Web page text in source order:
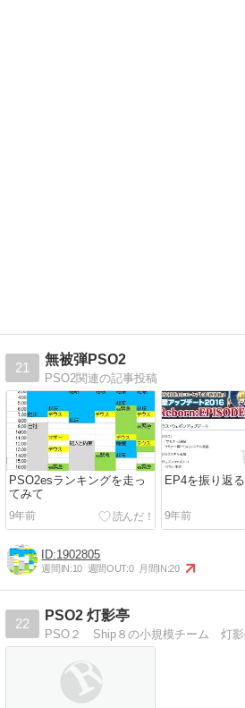
21
無被弾PSO2
PSO2関連の記事投稿
PSO2esランキングを走っ
てみて
9年前
EP4を振り返る
9年前
1902805
週間IN:10 週間OUT:0 月間IN:20
22
PSO2 灯影亭